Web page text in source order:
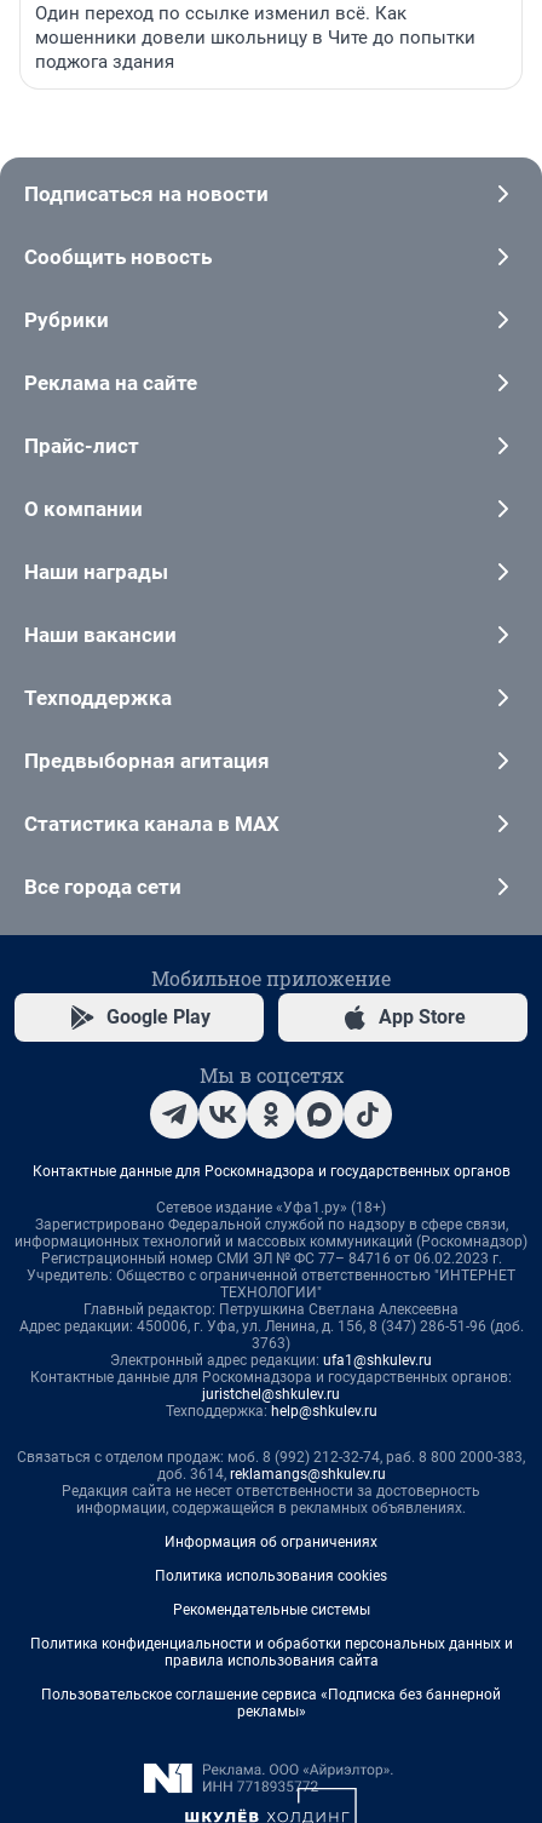
Один переход по ссылке изменил всё. Как
мошенники довели школьницу в Чите до попытки
поджога здания
Подписаться на новости
Сообщить новость
Рубрики
Реклама на сайте
Прайс-лист
О компании
Наши награды
Наши вакансии
Техподдержка
Предвыборная агитация
Статистика канала в MAX
Все города сети
Мобильное приложение
Google Play App Store
Мы в соцсетях
Контактные данные для Роскомнадзора и государственных органов
Сетевое издание «Уфа1.ру» (18+)
Зарегистрировано Федеральной службой по надзору в сфере связи,
информационных технологий и массовых коммуникаций (Роскомнадзор)
Регистрационный номер СМИ ЭЛ № ФС 77– 84716 от 06.02.2023 г.
Учредитель: Общество с ограниченной ответственностью "ИНТЕРНЕТ
ТЕХНОЛОГИИ"
Главный редактор: Петрушкина Светлана Алексеевна
Адрес редакции: 450006, г. Уфа, ул. Ленина, д. 156, 8 (347) 286-51-96 (доб.
3763)
Электронный адрес редакции: ufa1@shkulev.ru
Контактные данные для Роскомнадзора и государственных органов:
juristchel@shkulev.ru
Техподдержка: help@shkulev.ru
Связаться с отделом продаж: моб. 8 (992) 212-32-74, раб. 8 800 2000-383,
доб. 3614, reklamangs@shkulev.ru
Редакция сайта не несет ответственности за достоверность
информации, содержащейся в рекламных объявлениях.
Информация об ограничениях
Политика использования cookies
Рекомендательные системы
Политика конфиденциальности и обработки персональных данных и
правила использования сайта
Пользовательское соглашение сервиса «Подписка без баннерной
рекламы»